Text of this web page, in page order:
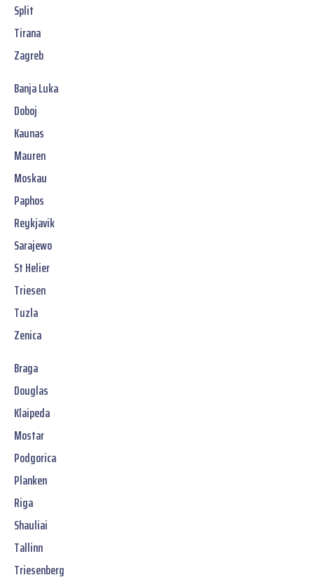
Split
Tirana
Zagreb
Banja Luka
Doboj
Kaunas
Mauren
Moskau
Paphos
Reykjavik
Sarajewo
St Helier
Triesen
Tuzla
Zenica
Braga
Douglas
Klaipeda
Mostar
Podgorica
Planken
Riga
Shauliai
Tallinn
Triesenberg